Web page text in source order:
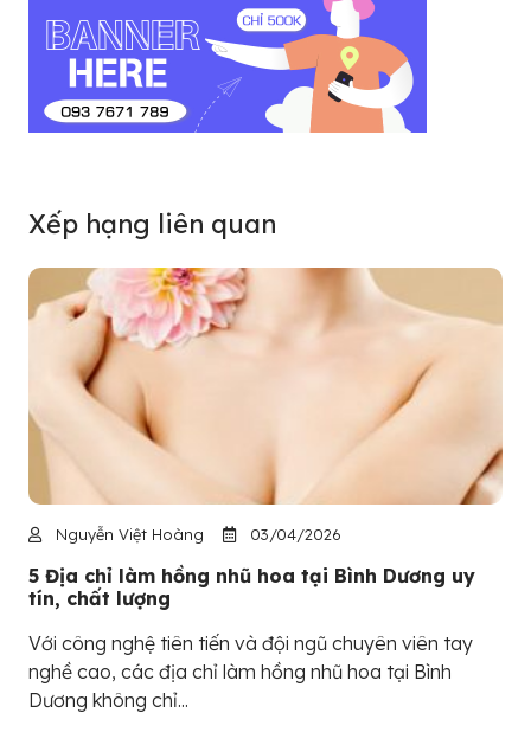
Xếp hạng liên quan
Nguyễn Việt Hoàng 03/04/2026
5 Địa chỉ làm hồng nhũ hoa tại Bình Dương uy
tín, chất lượng
Với công nghệ tiên tiến và đội ngũ chuyên viên tay
nghề cao, các địa chỉ làm hồng nhũ hoa tại Bình
Dương không chỉ...